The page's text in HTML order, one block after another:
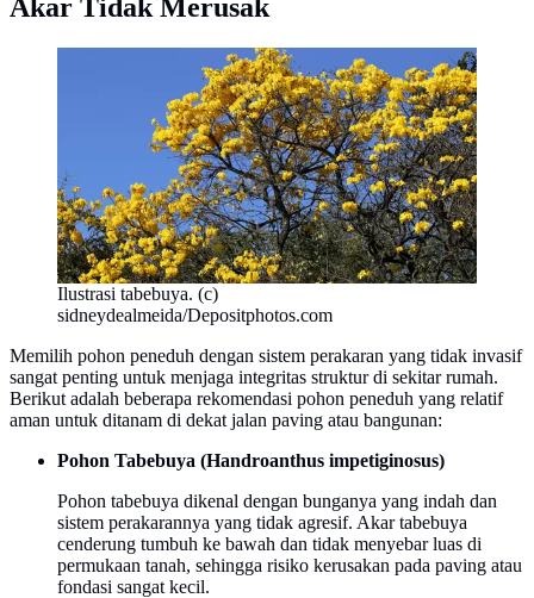
Akar Tidak Merusak
Ilustrasi tabebuya. (c)
sidneydealmeida/Depositphotos.com
Memilih pohon peneduh dengan sistem perakaran yang tidak invasif
sangat penting untuk menjaga integritas struktur di sekitar rumah.
Berikut adalah beberapa rekomendasi pohon peneduh yang relatif
aman untuk ditanam di dekat jalan paving atau bangunan:
Pohon Tabebuya (Handroanthus impetiginosus)
Pohon tabebuya dikenal dengan bunganya yang indah dan
sistem perakarannya yang tidak agresif. Akar tabebuya
cenderung tumbuh ke bawah dan tidak menyebar luas di
permukaan tanah, sehingga risiko kerusakan pada paving atau
fondasi sangat kecil.